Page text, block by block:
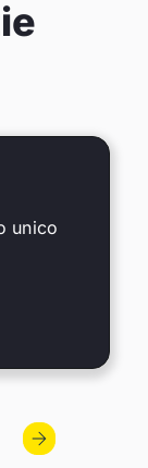
unico